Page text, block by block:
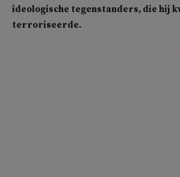
ideologische tegenstanders, die hij
terroriseerde.